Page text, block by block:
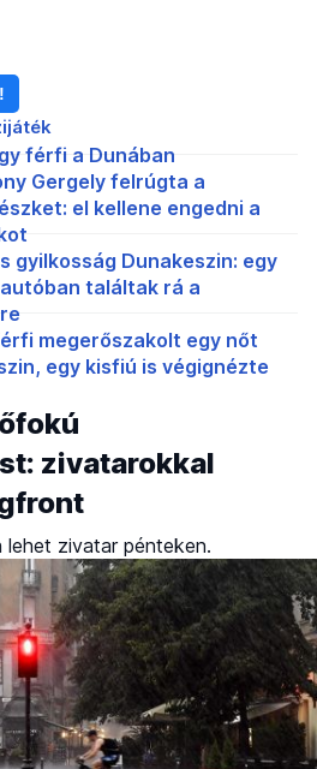
férfi a Dunában
Gergely felrúgta a
el kellene engedni a
gyilkosság Dunakeszin: egy
találtak rá a
megerőszakolt egy nőt
egy kisfiú is végignézte
zivatarokkal
lehet zivatar pénteken.